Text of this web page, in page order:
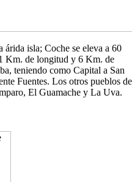
árida isla; Coche se eleva a 60
Km. de longitud y 6 Km. de
teniendo como Capital a San
Fuentes. Los otros pueblos de
El Guamache y La Uva.